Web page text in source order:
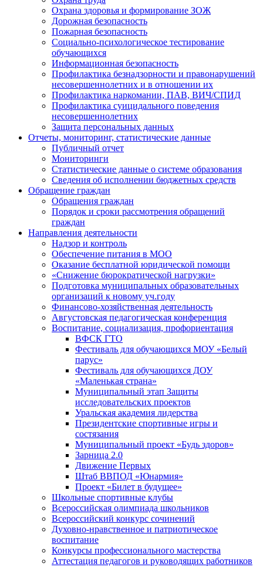
Охрана здоровья и формирование ЗОЖ
Дорожная безопасность
Пожарная безопасность
Социально-психологическое тестирование
обучающихся
Информационная безопасность
Профилактика безнадзорности и правонарушений
несовершеннолетних и в отношении их
Профилактика наркомании, ПАВ, ВИЧ/СПИД
Профилактика суицидального поведения
несовершеннолетних
Защита персональных данных
Отчеты, мониторинг, статистические данные
Публичный отчет
Мониторинги
Статистические данные о системе образования
Сведения об исполнении бюджетных средств
Обращение граждан
Обращения граждан
Порядок и сроки рассмотрения обращений
граждан
Направления деятельности
Надзор и контроль
Обеспечение питания в МОО
Оказание бесплатной юридической помощи
«Снижение бюрократической нагрузки»
Подготовка муниципальных образовательных
организаций к новому уч.году
Финансово-хозяйственная деятельность
Августовская педагогическая конференция
Воспитание, социализация, профориентация
ВФСК ГТО
Фестиваль для обучающихся МОУ «Белый
парус»
Фестиваль для обучающихся ДОУ
«Маленькая страна»
Муниципальный этап Защиты
исследовательских проектов
Уральская академия лидерства
Президентские спортивные игры и
состязания
Муниципальный проект «Будь здоров»
Зарница 2.0
Движение Первых
Штаб ВВПОД «Юнармия»
Проект «Билет в будущее»
Школьные спортивные клубы
Всероссийская олимпиада школьников
Всероссийский конкурс сочинений
Духовно-нравственное и патриотическое
воспитание
Конкурсы профессионального мастерства
Аттестация педагогов и руководящих работников